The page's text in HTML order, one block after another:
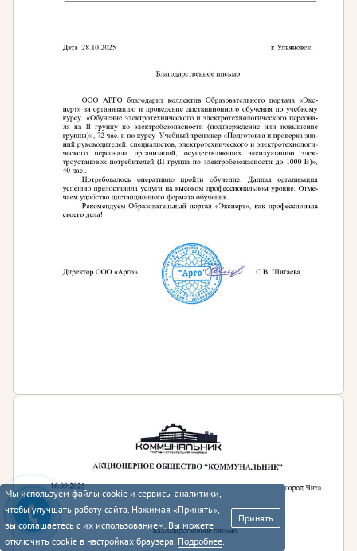
Мы используем файлы cookie и сервисы аналитики,
чтобы улучшать работу сайта. Нажимая «Принять»,
вы соглашаетесь с их использованием. Вы можете
отключить cookie в настройках браузера. Подробнее.
Принять